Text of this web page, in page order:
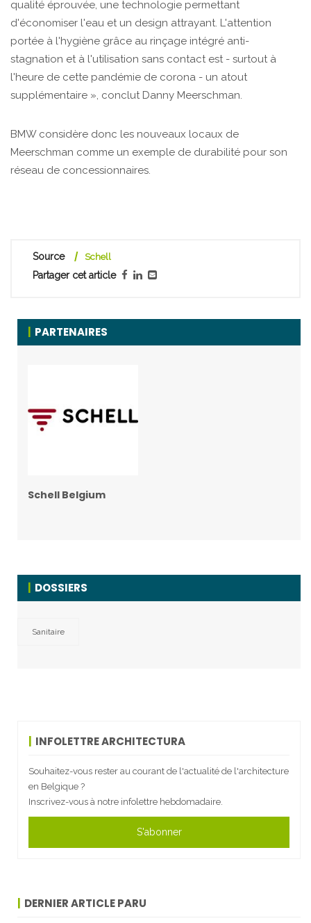
qualité éprouvée, une technologie permettant
d'économiser l'eau et un design attrayant. L'attention
portée à l'hygiène grâce au rinçage intégré anti-
stagnation et à l'utilisation sans contact est - surtout à
l'heure de cette pandémie de corona - un atout
supplémentaire », conclut Danny Meerschman.
BMW considère donc les nouveaux locaux de
Meerschman comme un exemple de durabilité pour son
réseau de concessionnaires.
Source Schell
Partager cet article
PARTENAIRES
Schell Belgium
DOSSIERS
Sanitaire
INFOLETTRE ARCHITECTURA
Souhaitez-vous rester au courant de l'actualité de l'architecture
en Belgique ?
Inscrivez-vous à notre infolettre hebdomadaire.
S'abonner
DERNIER ARTICLE PARU